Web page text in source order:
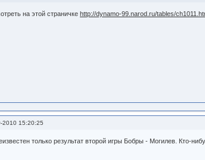
на этой страничке http://dynamo-99.narod.ru/tables/
2010 15:20:25
только результат второй игры Бобры - Могилев. Кто-